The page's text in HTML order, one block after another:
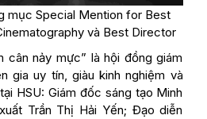
mục Special Mention for Best
và Best Director
cân nảy mực” là hội đồng giám
gia uy tín, giàu kinh nghiệm và
HSU: Giám đốc sáng tạo Minh
Trần Thị Hải Yến; Đạo diễn